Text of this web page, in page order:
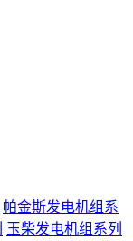
帕金斯发电机组系
玉柴发电机组系列